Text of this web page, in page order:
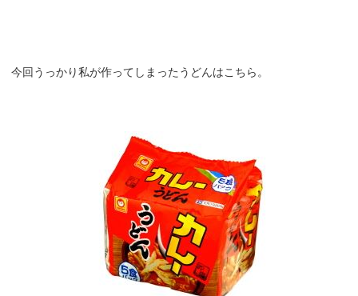
今回うっかり私が作ってしまったうどんはこちら。